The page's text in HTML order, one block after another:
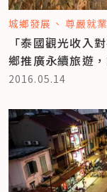
城鄉發展 尊嚴就業
「泰國觀光收入
鄉推廣永續旅遊
2016.05.14